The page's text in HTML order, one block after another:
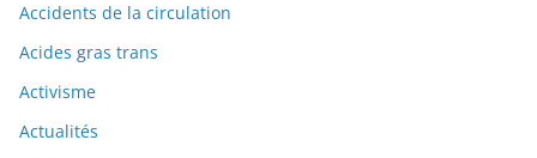
Accidents de la circulation
Acides gras trans
Activisme
Actualités